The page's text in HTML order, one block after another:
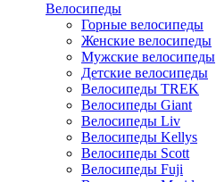
Велосипеды
Горные велосипеды
Женские велосипеды
Мужские велосипеды
Детские велосипеды
Велосипеды TREK
Велосипеды Giant
Велосипеды Liv
Велосипеды Kellys
Велосипеды Scott
Велосипеды Fuji